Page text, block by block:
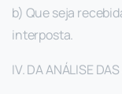
b) Que seja
interposta.
IV. DA ANÁLISE